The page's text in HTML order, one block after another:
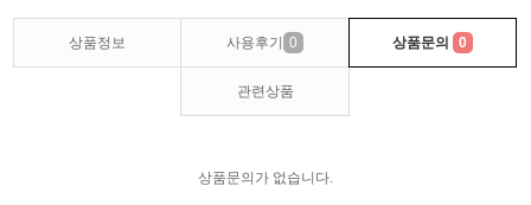
상품정보 사용후기 0 상품문의 0
관련상품
상품문의가 없습니다.